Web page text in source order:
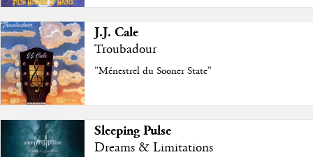
J.J. Cale
Troubadour
"Ménestrel du Sooner State"
Sleeping Pulse
Dreams & Limitations